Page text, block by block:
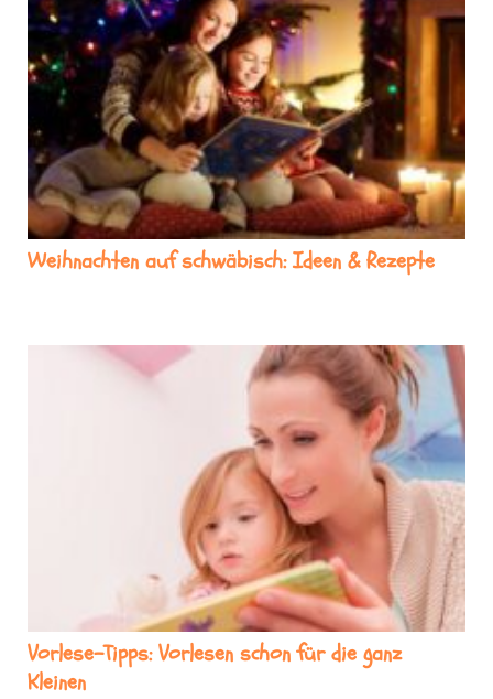
Weihnachten auf schwäbisch: Ideen & Rezepte
Vorlese-Tipps: Vorlesen schon für die ganz
Kleinen